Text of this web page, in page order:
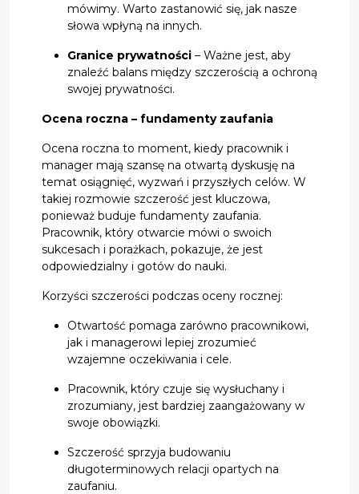
mówimy. Warto zastanowić się, jak nasze
słowa wpłyną na innych.
Granice prywatności – Ważne jest, aby
znaleźć balans między szczerością a ochroną
swojej prywatności.
Ocena roczna – fundamenty zaufania
Ocena roczna to moment, kiedy pracownik i
manager mają szansę na otwartą dyskusję na
temat osiągnięć, wyzwań i przyszłych celów. W
takiej rozmowie szczerość jest kluczowa,
ponieważ buduje fundamenty zaufania.
Pracownik, który otwarcie mówi o swoich
sukcesach i porażkach, pokazuje, że jest
odpowiedzialny i gotów do nauki.
Korzyści szczerości podczas oceny rocznej:
Otwartość pomaga zarówno pracownikowi,
jak i managerowi lepiej zrozumieć
wzajemne oczekiwania i cele.
Pracownik, który czuje się wysłuchany i
zrozumiany, jest bardziej zaangażowany w
swoje obowiązki.
Szczerość sprzyja budowaniu
długoterminowych relacji opartych na
zaufaniu.